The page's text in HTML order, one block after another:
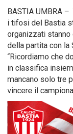
BASTIA UMBRA
i tifosi del Bastia
organizzati
della partita con la
“Ricordiamo che
in classifica
mancano solo tre
vincere il